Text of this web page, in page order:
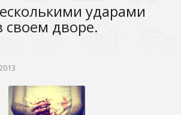
ударами
своем дворе.